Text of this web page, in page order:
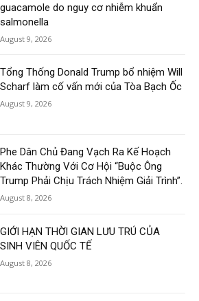
guacamole do nguy cơ nhiễm khuẩn
salmonella
August 9, 2026
Tổng Thống Donald Trump bổ nhiệm Will
Scharf làm cố vấn mới của Tòa Bạch Ốc
August 9, 2026
Phe Dân Chủ Đang Vạch Ra Kế Hoạch
Khác Thường Với Cơ Hội “Buộc Ông
Trump Phải Chịu Trách Nhiệm Giải Trình”.
August 8, 2026
GIỚI HẠN THỜI GIAN LƯU TRÚ CỦA
SINH VIÊN QUỐC TẾ
August 8, 2026